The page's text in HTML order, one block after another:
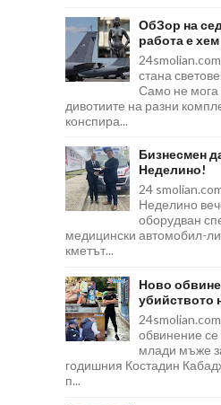
ОбЗор на
работа е
стана
Само не мога
дивотиите на разни
конспира...
Бизнесмен
Неделино!
24
Неделино
оборудван
медицински автомобил-
кметът...
Ново
убийството
обвинение
млади мъже
годишния Костадин
п...